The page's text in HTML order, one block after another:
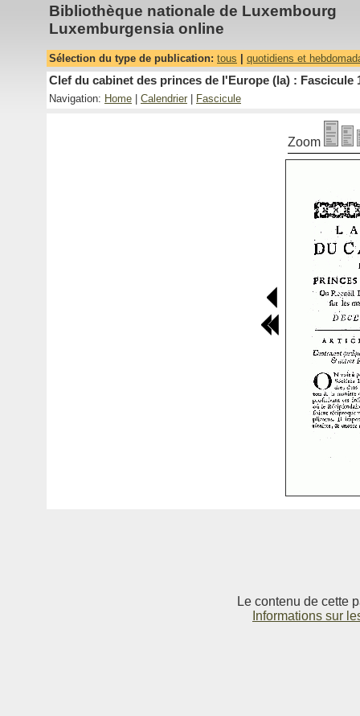
Bibliothèque nationale de Luxembourg
Luxemburgensia online
Sélection du type de publication: tous quotidiens et
Clef du cabinet des princes de l'Europe (la) : Fascicule
Navigation: Home Calendrier Fascicule
Zoom
Le contenu de cette
Informations sur